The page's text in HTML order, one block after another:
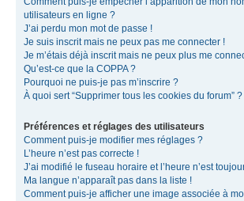
utilisateurs en ligne ?
J’ai perdu mon mot de passe !
Je suis inscrit mais ne peux pas me connecter !
Je m’étais déjà inscrit mais ne peux plus me
Qu’est-ce que la COPPA ?
Pourquoi ne puis-je pas m’inscrire ?
À quoi sert “Supprimer tous les cookies du forum” ?
Préférences et réglages des utilisateurs
Comment puis-je modifier mes réglages ?
L’heure n’est pas correcte !
J’ai modifié le fuseau horaire et l’heure n’est
Ma langue n’apparaît pas dans la liste !
Comment puis-je afficher une image associée à